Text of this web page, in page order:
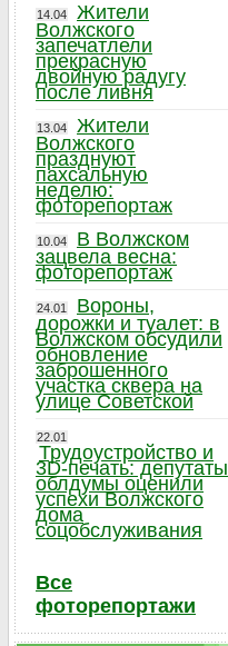
14.04
Жители
Волжского
запечатлели
прекрасную
двойную радугу
после ливня
13.04
Жители
Волжского
празднуют
пахсальную
неделю:
фоторепортаж
10.04
В Волжском
зацвела весна:
фоторепортаж
24.01
Вороны,
дорожки и туалет: в
Волжском обсудили
обновление
заброшенного
участка сквера на
улице Советской
22.01
Трудоустройство и
3D-печать: депутаты
облдумы оценили
успехи Волжского
дома
соцобслуживания
Все
фоторепортажи